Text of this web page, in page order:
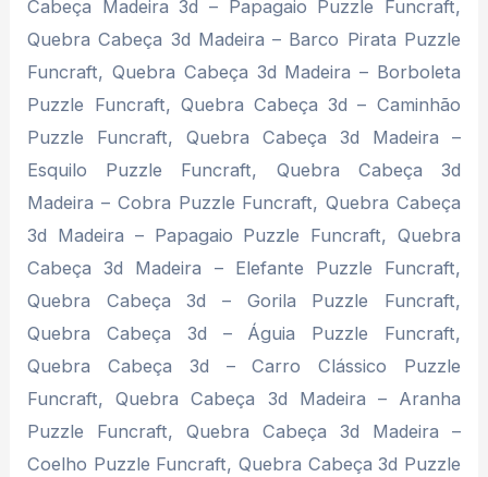
Cabeça Madeira 3d – Papagaio Puzzle Funcraft,
Quebra Cabeça 3d Madeira – Barco Pirata Puzzle
Funcraft, Quebra Cabeça 3d Madeira – Borboleta
Puzzle Funcraft, Quebra Cabeça 3d – Caminhão
Puzzle Funcraft, Quebra Cabeça 3d Madeira –
Esquilo Puzzle Funcraft, Quebra Cabeça 3d
Madeira – Cobra Puzzle Funcraft, Quebra Cabeça
3d Madeira – Papagaio Puzzle Funcraft, Quebra
Cabeça 3d Madeira – Elefante Puzzle Funcraft,
Quebra Cabeça 3d – Gorila Puzzle Funcraft,
Quebra Cabeça 3d – Águia Puzzle Funcraft,
Quebra Cabeça 3d – Carro Clássico Puzzle
Funcraft, Quebra Cabeça 3d Madeira – Aranha
Puzzle Funcraft, Quebra Cabeça 3d Madeira –
Coelho Puzzle Funcraft, Quebra Cabeça 3d Puzzle